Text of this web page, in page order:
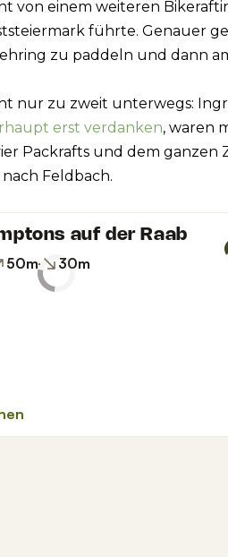
von einem weiteren
führte. Genauer
zu paddeln und dann
nur zu zweit unterwegs:
erst verdanken, waren
Packrafts und dem ganzen
Feldbach.